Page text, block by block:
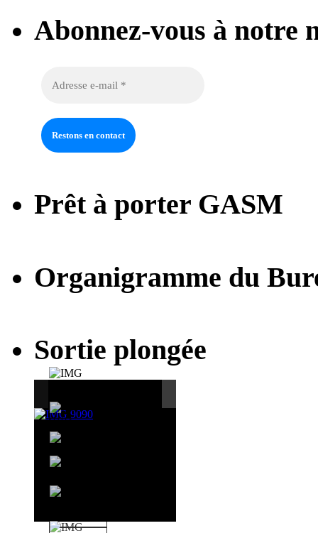
Abonnez-vous à notre
Prêt à porter GASM
Organigramme du
Sortie plongée